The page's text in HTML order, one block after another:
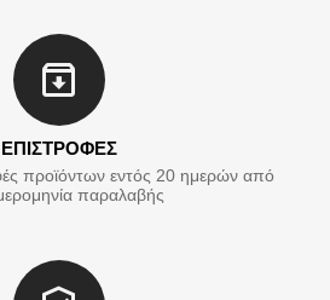
ΕΠΙΣΤΡΟΦΕΣ
προϊόντων εντός 20 ημερών από
παραλαβής